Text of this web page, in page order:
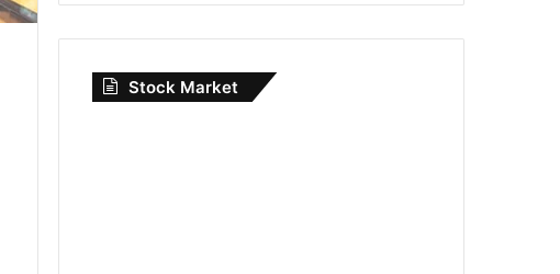
Stock Market